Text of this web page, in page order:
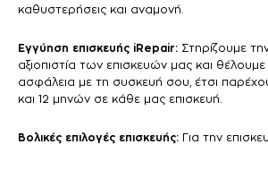
καθυστερήσεις και αναμονή.
Εγγύηση επισκευής iRepair: Στηρίζουμε
αξιοπιστία των επισκευών μας και θέλουμε
ασφάλεια με τη συσκευή σου, έτσι
και 12 μηνών σε κάθε μας επισκευή.
Βολικές επιλογές επισκευής:Για την